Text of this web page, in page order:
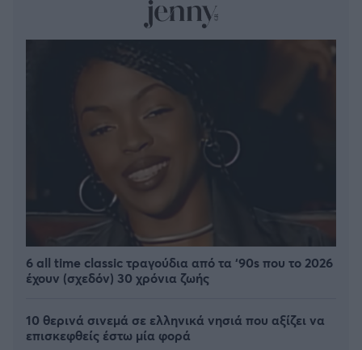
6 all time classic τραγούδια από τα ‘90s που το 2026
έχουν (σχεδόν) 30 χρόνια ζωής
10 θερινά σινεμά σε ελληνικά νησιά που αξίζει να
επισκεφθείς έστω μία φορά